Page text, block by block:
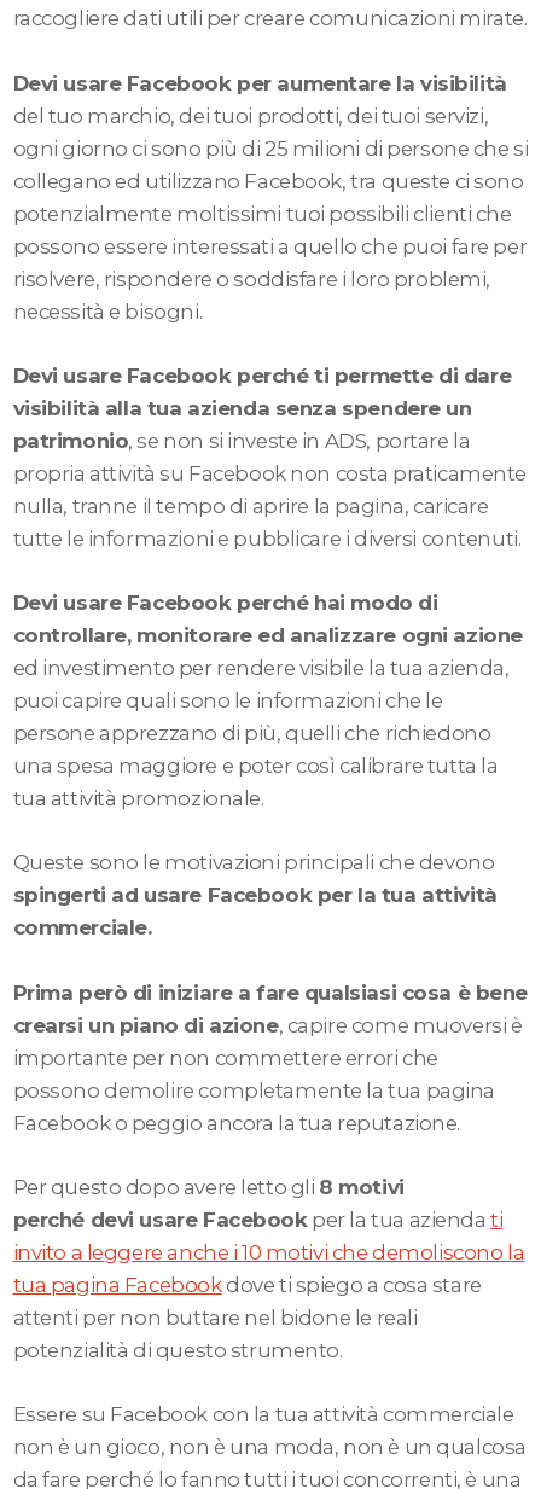
raccogliere dati utili per creare comunicazioni mirate.
Devi usare Facebook per aumentare la visibilità
del tuo marchio, dei tuoi prodotti, dei tuoi servizi,
ogni giorno ci sono più di 25 milioni di persone che si
collegano ed utilizzano Facebook, tra queste ci sono
potenzialmente moltissimi tuoi possibili clienti che
possono essere interessati a quello che puoi fare per
risolvere, rispondere o soddisfare i loro problemi,
necessità e bisogni.
Devi usare Facebook perché ti permette di dare
visibilità alla tua azienda senza spendere un
patrimonio, se non si investe in ADS, portare la
propria attività su Facebook non costa praticamente
nulla, tranne il tempo di aprire la pagina, caricare
tutte le informazioni e pubblicare i diversi contenuti.
Devi usare Facebook perché hai modo di
controllare, monitorare ed analizzare ogni azione
ed investimento per rendere visibile la tua azienda,
puoi capire quali sono le informazioni che le
persone apprezzano di più, quelli che richiedono
una spesa maggiore e poter così calibrare tutta la
tua attività promozionale.
Queste sono le motivazioni principali che devono
spingerti ad usare Facebook per la tua attività
commerciale.
Prima però di iniziare a fare qualsiasi cosa è bene
crearsi un piano di azione, capire come muoversi è
importante per non commettere errori che
possono demolire completamente la tua pagina
Facebook o peggio ancora la tua reputazione.
Per questo dopo avere letto gli 8 motivi
perché devi usare Facebookper la tua aziendati
invito a leggere anche i 10 motivi che demoliscono la
tua pagina Facebookdove ti spiego a cosa stare
attenti per non buttare nel bidone le reali
potenzialità di questo strumento.
Essere su Facebook con la tua attività commerciale
non è un gioco, non è una moda, non è un qualcosa
da fare perché lo fanno tutti i tuoi concorrenti, è una